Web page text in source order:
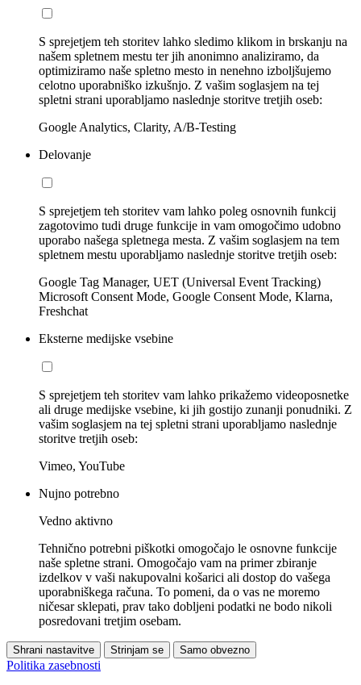
S sprejetjem teh storitev lahko sledimo klikom in brskanju na
našem spletnem mestu ter jih anonimno analiziramo, da
optimiziramo naše spletno mesto in nenehno izboljšujemo
celotno uporabniško izkušnjo. Z vašim soglasjem na tej
spletni strani uporabljamo naslednje storitve tretjih oseb:
Google Analytics, Clarity, A/B-Testing
Delovanje
S sprejetjem teh storitev vam lahko poleg osnovnih funkcij
zagotovimo tudi druge funkcije in vam omogočimo udobno
uporabo našega spletnega mesta. Z vašim soglasjem na tem
spletnem mestu uporabljamo naslednje storitve tretjih oseb:
Google Tag Manager, UET (Universal Event Tracking)
Microsoft Consent Mode, Google Consent Mode, Klarna,
Freshchat
Eksterne medijske vsebine
S sprejetjem teh storitev vam lahko prikažemo videoposnetke
ali druge medijske vsebine, ki jih gostijo zunanji ponudniki. Z
vašim soglasjem na tej spletni strani uporabljamo naslednje
storitve tretjih oseb:
Vimeo, YouTube
Nujno potrebno
Vedno aktivno
Tehnično potrebni piškotki omogočajo le osnovne funkcije
naše spletne strani. Omogočajo vam na primer zbiranje
izdelkov v vaši nakupovalni košarici ali dostop do vašega
uporabniškega računa. To pomeni, da o vas ne moremo
ničesar sklepati, prav tako dobljeni podatki ne bodo nikoli
posredovani tretjim osebam.
Shrani nastavitve Strinjam se Samo obvezno
Politika zasebnosti